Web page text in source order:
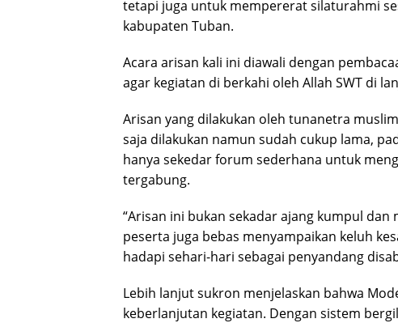
tetapi juga untuk mempererat silaturahmi
kabupaten Tuban.
Acara arisan kali ini diawali dengan
agar kegiatan di berkahi oleh Allah SWT di
Arisan yang dilakukan oleh tunanetra
saja dilakukan namun sudah cukup lama,
hanya sekedar forum sederhana untuk
tergabung.
“Arisan ini bukan sekadar ajang kumpul
peserta juga bebas menyampaikan keluh
hadapi sehari-hari sebagai penyandang
Lebih lanjut sukron menjelaskan bahwa
keberlanjutan kegiatan. Dengan sistem